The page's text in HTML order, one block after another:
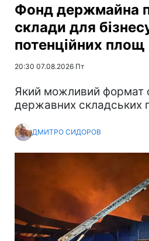
Фонд держмайна
склади для
потенційних площ
20:30 07.08.2026 Пт
Який можливий формат
державних складських
ДМИТРО СИДОРОВ